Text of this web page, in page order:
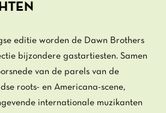
editie worden de Dawn Brothers
bijzondere gastartiesten. Samen
van de parels van de
roots- en Americana-scene,
internationale muzikanten